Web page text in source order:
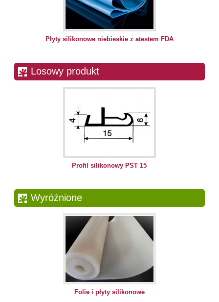
Płyty silikonowe niebieskie z atestem FDA
Losowy produkt
Profil silikonowy PST 15
Wyróżnione
Folie i płyty silikonowe